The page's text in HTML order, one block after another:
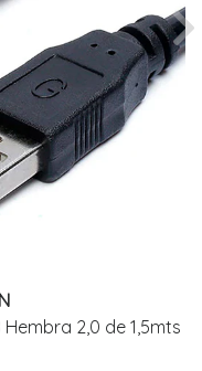
2,0 de 1,5mts